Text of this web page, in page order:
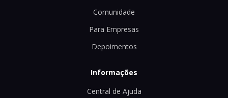
Comunidade
Para Empresas
Depoimentos
Informações
Central de Ajuda